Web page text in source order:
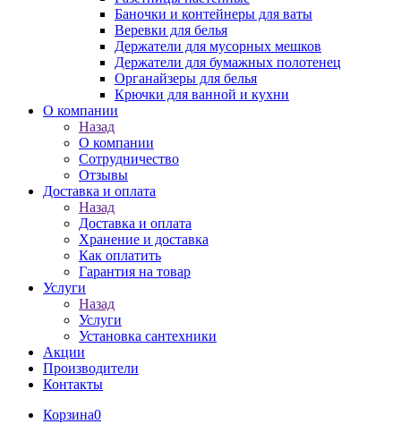
Баночки и контейнеры для ваты
Веревки для белья
Держатели для мусорных мешков
Держатели для бумажных полотенец
Органайзеры для белья
Крючки для ванной и кухни
О компании
Назад
О компании
Сотрудничество
Отзывы
Доставка и оплата
Назад
Доставка и оплата
Хранение и доставка
Как оплатить
Гарантия на товар
Услуги
Назад
Услуги
Установка сантехники
Акции
Производители
Контакты
Корзина0